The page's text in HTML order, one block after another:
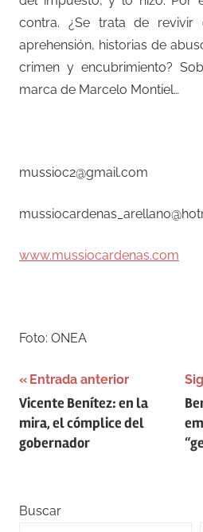
contra. ¿Se trata de
aprehensión, historias de
crimen y encubrimiento?
marca de Marcelo Montiel…
mussioc2@gmail.com
www.mussiocardenas.com
Foto: ONEA
Navegación
de
entradas
Entrada anterior
Vicente Benítez: en la
mira, el cómplice del
gobernador
Buscar